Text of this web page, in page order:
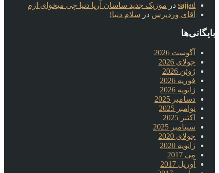
sajjad در موزیک جدید ساسان آریا دنیا چی میخوای ازم
آقای وردپرس در سلام دنیا!
بایگانی‌ها
آگوست 2026
جولای 2026
ژوئن 2026
فوریه 2026
ژانویه 2026
دسامبر 2025
نوامبر 2025
اکتبر 2025
سپتامبر 2025
جولای 2020
ژانویه 2020
می 2017
آوریل 2017